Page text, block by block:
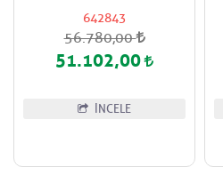
642843
56.780,00
51.102,00
İNCELE